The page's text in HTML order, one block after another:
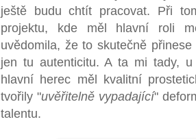
ještě budu chtít pracovat. Při
projektu, kde měl hlavní roli
uvědomila, že to skutečně
jen tu autenticitu. A ta mi tady,
hlavní herec měl kvalitní
tvořily "uvěřitelně vypadající"
talentu.